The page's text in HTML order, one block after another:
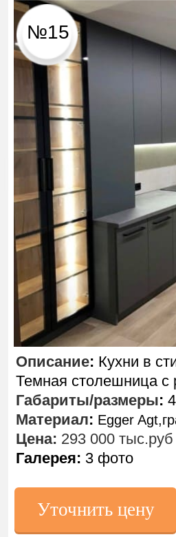
Уточнить цену
Описание: Кухни в
Темная столешница с
Габариты/размеры:
Материал: Egger
Цена: 293 000 тыс.руб
Галерея: 3 фото
№15